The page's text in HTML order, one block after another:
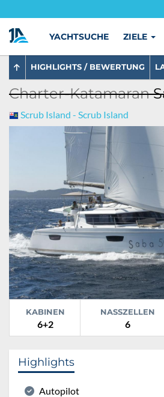
YACHTSUCHE ZIELE
HIGHLIGHTS / BEWERTUNG
Charter-Katamaran
Scrub Island - Scrub Island
KABINEN
6+2
NASSZELLEN
6
Highlights
Autopilot